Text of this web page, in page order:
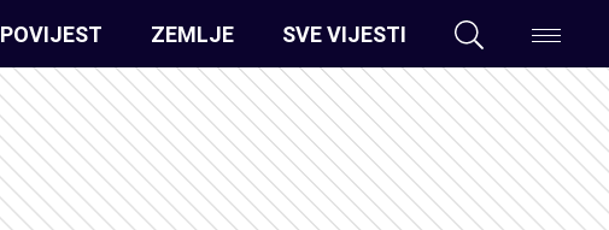
POVIJEST ZEMLJE SVE VIJESTI